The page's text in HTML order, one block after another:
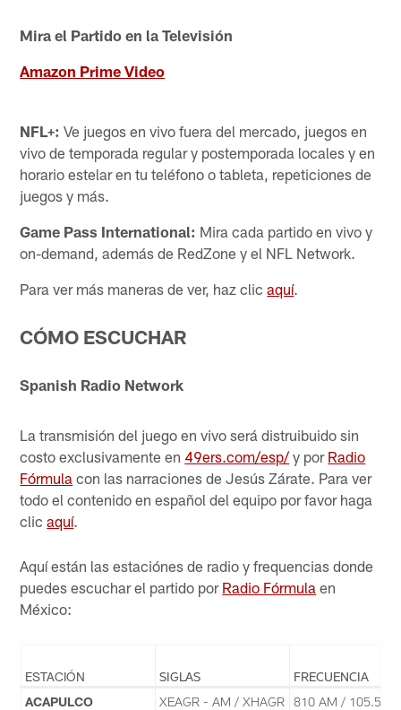
Mira el Partido en la Televisión
Amazon Prime Video
NFL+: Ve juegos en vivo fuera del mercado, juegos en
vivo de temporada regular y postemporada locales y en
horario estelar en tu teléfono o tableta, repeticiones de
juegos y más.
Game Pass International: Mira cada partido en vivo y
on-demand, además de RedZone y el NFL Network.
Para ver más maneras de ver, haz clicaquí.
CÓMO ESCUCHAR
Spanish Radio Network
La transmisión del juego en vivo será distruibuido sin
costo exclusivamente en 49ers.com/esp/y por Radio
Fórmula con las narraciones de Jesús Zárate. Para ver
todo el contenido en español del equipo por favor haga
clicaquí.
Aquí están las estaciónes de radio y frequencias donde
puedes escuchar el partido por Radio Fórmula en
México:
ESTACIÓN SIGLAS
FRECUENCIA
ACAPULCO
XEAGR - AM / XHAGR
810 AM / 105.5